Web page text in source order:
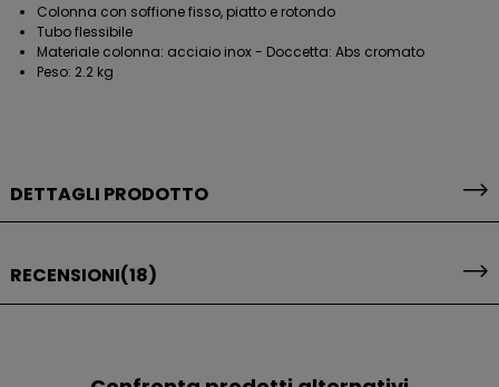
Colonna con soffione fisso, piatto e rotondo
Tubo flessibile
Materiale colonna: acciaio inox - Doccetta: Abs cromato
Peso: 2.2 kg
DETTAGLI PRODOTTO
RECENSIONI(18)